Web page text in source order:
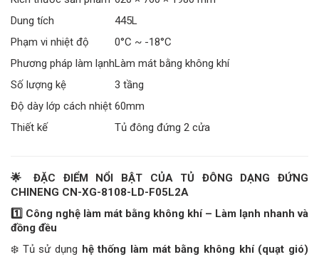
Dung tích
445L
Phạm vi nhiệt độ
0°C ~ -18°C
Phương pháp làm lạnhLàm mát bằng không khí
Số lượng kệ
3 tầng
Độ dày lớp cách nhiệt 60mm
Thiết kế
Tủ đông đứng 2 cửa
🌟
ĐẶC ĐIỂM NỔI BẬT CỦA TỦ ĐÔNG DẠNG ĐỨNG
CHINENG CN-XG-8108-LD-F05L2A
1️ Công nghệ làm mát bằng không khí – Làm lạnh nhanh và
đồng đều
❄️ Tủ sử dụng hệ thống làm mát bằng không khí (quạt gió)